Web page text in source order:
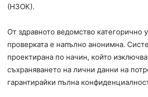
(НЗОК).
От здравното ведомство категорично
проверката е напълно анонимна.
проектирана по начин, който
съхраняването на лични данни на
гарантирайки пълна